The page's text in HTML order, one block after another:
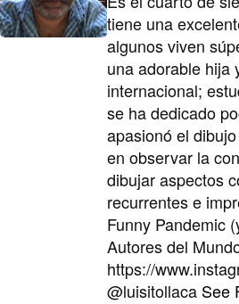
tiene una
algunos viven
una adorable hija
internacional;
se ha dedicado
apasionó el
en observar la
dibujar aspectos
recurrentes e
Funny Pandemic
Autores del
https://
@luisitollaca See